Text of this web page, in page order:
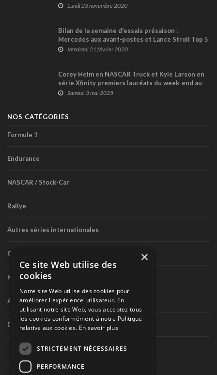
Lundi 23 novembre 2020
Bilan de la semaine d'essais présaison :
Mercedes aux avant-postes et Lance Stroll Top 5
à Barcelone
Vendredi 21 février 2020
Corey Heim en NASCAR Truck et Kyle Larson en
série Xfinity premiers lauréats du week-end au
Texas Motor Speedway
Samedi 3 mai 2025
NOS CATÉGORIES
Formule 1
Endurance
NASCAR / Stock-Car
Rallye
Autres séries internationales
Circuit routier canadien
Karting
Autres séries nationales
Divers
×
Ce site Web utilise des
cookies
Notre site Web utilise des cookies pour
améliorer l'expérience utilisateur. En
utilisant notre site Web, vous acceptez tous
les cookies conformément à notre Politique
relative aux cookies. En savoir plus
STRICTEMENT NÉCESSAIRES
PERFORMANCE